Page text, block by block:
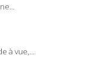
à vue,...